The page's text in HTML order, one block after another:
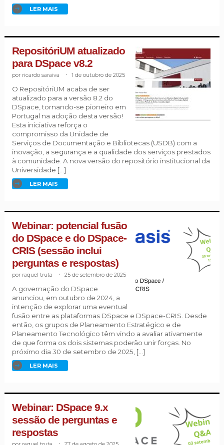
LER MAIS
RepositóriUM atualizado
para DSpace v8.2
ricardo saraiva 1 de outubro de 2025
O RepositóriUM acaba de ser
atualizado para a versão 8.2 do
DSpace, tornando-se pioneiro em
Portugal na adoção desta versão!
Esta iniciativa reforça o
compromisso da Unidade de
Serviços de Documentação e Bibliotecas (USDB) com a
inovação, a segurança e a qualidade dos serviços prestados
à comunidade. A nova versão do repositório institucional da
Universidade […]
LER MAIS
Webinar: potencial fusão
do DSpace e do DSpace-
CRIS (sessão inclui
perguntas e respostas)
raquel truta 25 de setembro de 2025
A governação do DSpace
anunciou, em outubro de 2024, a
intenção de explorar uma eventual
fusão entre as plataformas DSpace e DSpace-CRIS. Desde
então, os grupos de Planeamento Estratégico e de
Planeamento Tecnológico têm vindo a avaliar ativamente
de que forma os dois sistemas poderão unir forças. No
próximo dia 30 de setembro de 2025, […]
LER MAIS
Webinar: DSpace 9.x
sessão de perguntas e
respostas